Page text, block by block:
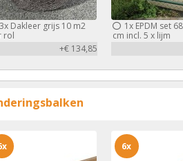
3x Dakleer grijs 10 m2
rol
+€ 134,85
1xEPDM set
cm incl. 5 x lijm
6x